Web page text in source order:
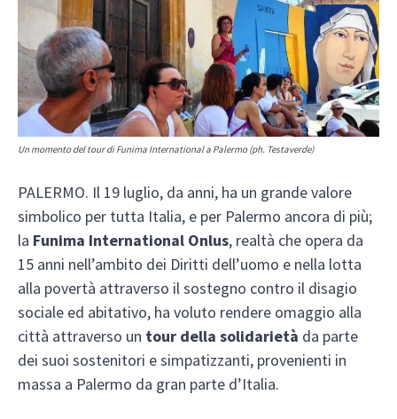
Un momento del tour di Funima International a Palermo (ph. Testaverde)
PALERMO. Il 19 luglio, da anni, ha un grande valore
simbolico per tutta Italia, e per Palermo ancora di più;
la Funima International Onlus, realtà che opera da
15 anni nell’ambito dei Diritti dell’uomo e nella lotta
alla povertà attraverso il sostegno contro il disagio
sociale ed abitativo, ha voluto rendere omaggio alla
città attraverso un tour della solidarietà da parte
dei suoi sostenitori e simpatizzanti, provenienti in
massa a Palermo da gran parte d’Italia.